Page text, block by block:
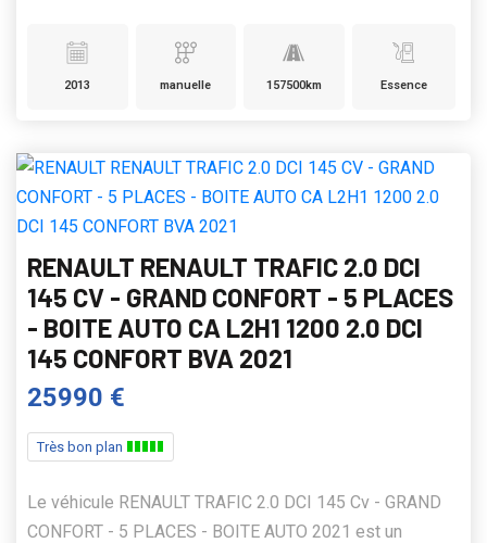
2013 manuelle 157500km Essence
RENAULT RENAULT TRAFIC 2.0 DCI
145 CV - GRAND CONFORT - 5 PLACES
- BOITE AUTO CA L2H1 1200 2.0 DCI
145 CONFORT BVA 2021
25990 €
Très bon plan
Le véhicule RENAULT TRAFIC 2.0 DCI 145 Cv - GRAND
CONFORT - 5 PLACES - BOITE AUTO 2021 est un